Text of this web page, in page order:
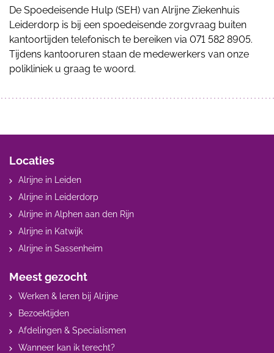
De Spoedeisende Hulp (SEH) van Alrijne Ziekenhuis
Leiderdorp is bij een spoedeisende zorgvraag buiten
kantoortijden telefonisch te bereiken via 071 582 8905.
Tijdens kantooruren staan de medewerkers van onze
polikliniek u graag te woord.
Locaties
Alrijne in Leiden
Alrijne in Leiderdorp
Alrijne in Alphen aan den Rijn
Alrijne in Katwijk
Alrijne in Sassenheim
Meest gezocht
Werken & leren bij Alrijne
Bezoektijden
Afdelingen & Specialismen
Wanneer kan ik terecht?